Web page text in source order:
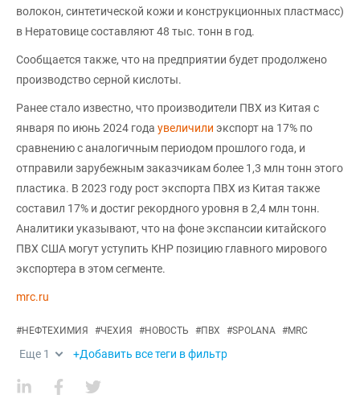
волокон, синтетической кожи и конструкционных пластмасс)
в Нератовице составляют 48 тыс. тонн в год.
Сообщается также, что на предприятии будет продолжено
производство серной кислоты.
Ранее стало известно, что производители ПВХ из Китая с
января по июнь 2024 года увеличили экспорт на 17% по
сравнению с аналогичным периодом прошлого года, и
отправили зарубежным заказчикам более 1,3 млн тонн этого
пластика. В 2023 году рост экспорта ПВХ из Китая также
составил 17% и достиг рекордного уровня в 2,4 млн тонн.
Аналитики указывают, что на фоне экспансии китайского
ПВХ США могут уступить КНР позицию главного мирового
экспортера в этом сегменте.
mrc.ru
#НЕФТЕХИМИЯ #ЧЕХИЯ #НОВОСТЬ #ПВХ #SPOLANA #MRC
Еще 1 +Добавить все теги в фильтр